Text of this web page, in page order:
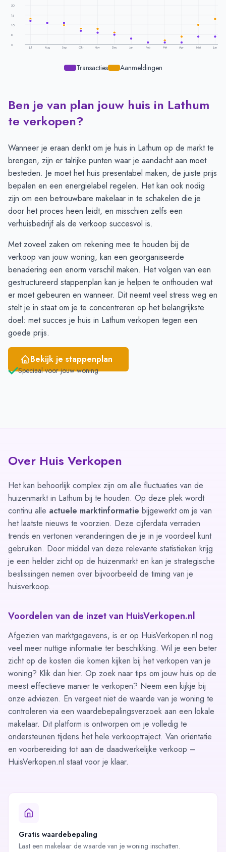
20
15
10
5
0
Jul Aug Sep Okt Nov Dec Jan Feb Mrt Apr Mei Jun
Transacties Aanmeldingen
Transacties en aanmeldingen per maand - Lathum
Maand
Transacties
Juli
12
11
September
11
10
Oktober
November
December
Januari
3
3
Februari
1
1
April
1
4
Mei
4
10
Juni
4 13
Ben je van plan jouw huis in Lathum
te verkopen?
Wanneer je eraan denkt om je huis in Lathum op de markt te
brengen, zijn er talrijke punten waar je aandacht aan moet
besteden. Je moet het huis presentabel maken, de juiste prijs
bepalen en een energielabel regelen. Het kan ook nodig
zijn om een betrouwbare makelaar in te schakelen die je
door het proces heen leidt, en misschien zelfs een
verhuisbedrijf als de verkoop succesvol is.
Met zoveel zaken om rekening mee te houden bij de
verkoop van jouw woning, kan een georganiseerde
benadering een enorm verschil maken. Het volgen van een
gestructureerd stappenplan kan je helpen te onthouden wat
er moet gebeuren en wanneer. Dit neemt veel stress weg en
stelt je in staat om je te concentreren op het belangrijkste
doel: met succes je huis in Lathum verkopen tegen een
goede prijs.
Bekijk je stappenplan
Speciaal voor jouw woning
Over Huis Verkopen
Het kan behoorlijk complex zijn om alle fluctuaties van de
huizenmarkt in Lathum bij te houden. Op deze plek wordt
continu alle actuele marktinformatie bijgewerkt om je van
het laatste nieuws te voorzien. Deze cijferdata verraden
trends en vertonen veranderingen die je in je voordeel kunt
gebruiken. Door middel van deze relevante statistieken krijg
je een helder zicht op de huizenmarkt en kan je strategische
beslissingen nemen over bijvoorbeeld de timing van je
huisverkoop.
Voordelen van de inzet van HuisVerkopen.nl
Afgezien van marktgegevens, is er op HuisVerkopen.nl nog
veel meer nuttige informatie ter beschikking. Wil je een beter
zicht op de kosten die komen kijken bij het verkopen van je
woning? Klik dan hier. Op zoek naar tips om jouw huis op de
meest effectieve manier te verkopen? Neem een kijkje bij
onze adviezen. En vergeet niet de waarde van je woning te
controleren via een waardebepalingsverzoek aan een lokale
makelaar. Dit platform is ontworpen om je volledig te
ondersteunen tijdens het hele verkooptraject. Van oriëntatie
en voorbereiding tot aan de daadwerkelijke verkoop –
HuisVerkopen.nl staat voor je klaar.
Gratis waardebepaling
Laat een makelaar de waarde van je woning inschatten.